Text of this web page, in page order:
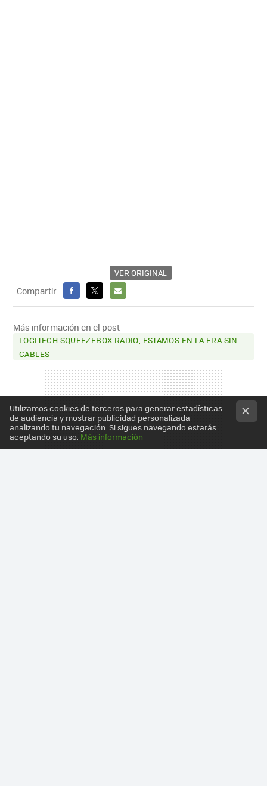
VER ORIGINAL
Compartir
FACEBOOK
X
E-
MAIL
Más información en el post
LOGITECH SQUEEZEBOX RADIO, ESTAMOS EN LA ERA SIN
CABLES
Utilizamos cookies de terceros para generar estadísticas
de audiencia y mostrar publicidad personalizada
analizando tu navegación. Si sigues navegando estarás
aceptando su uso. Más información